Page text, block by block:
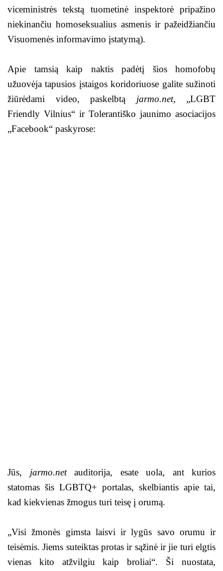
viceministrės tekstą tuometinė inspektorė pripažino
niekinančiu homoseksualius asmenis ir pažeidžiančiu
Visuomenės informavimo įstatymą).
Apie tamsią kaip naktis padėtį šios homofobų
užuovėja tapusios įstaigos koridoriuose galite sužinoti
žiūrėdami video, paskelbtą jarmo.net, „LGBT
Friendly Vilnius“ ir Tolerantiško jaunimo asociacijos
„Facebook“ paskyrose:
Jūs, jarmo.netauditorija, esate uola, ant kurios
statomas šis LGBTQ+ portalas, skelbiantis apie tai,
kad kiekvienas žmogus turi teisę į orumą.
„Visi žmonės gimsta laisvi ir lygūs savo orumu ir
teisėmis. Jiems suteiktas protas ir sąžinė ir jie turi elgtis
vienas kito atžvilgiu kaip broliai“. Ši nuostata,